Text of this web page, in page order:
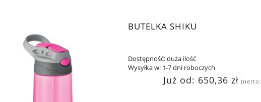
BUTELKA SHIKU
Dostępność:duża ilość
Wysyłka w: 1-7 dni roboczych
Już od: 650,36 zł (netto: